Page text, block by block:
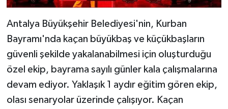
Antalya Büyükşehir Belediyesi'nin, Kurban
Bayramı'nda kaçan büyükbaş ve küçükbaşların
güvenli şekilde yakalanabilmesi için oluşturduğu
özel ekip, bayrama sayılı günler kala çalışmalarına
devam ediyor. Yaklaşık 1 aydır eğitim gören ekip,
olası senaryolar üzerinde çalışıyor. Kaçan